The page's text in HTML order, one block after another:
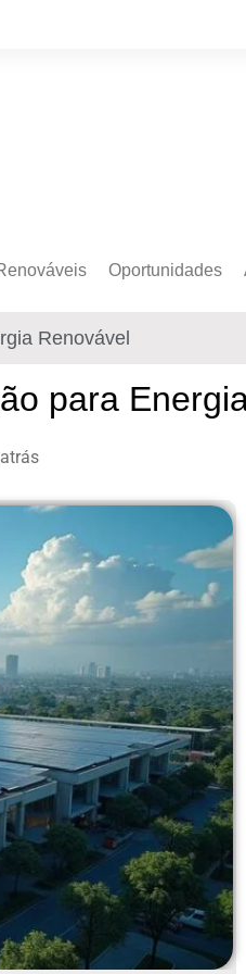
Sustentabilidade
Hidrogênio Verde
Mobilidade Elétrica
Transição Energética
Oportunidades
Emprego
Eventos
Renovável
para